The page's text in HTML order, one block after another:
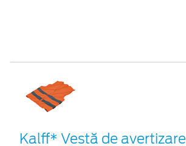
Kalff* Vestă de avertizare